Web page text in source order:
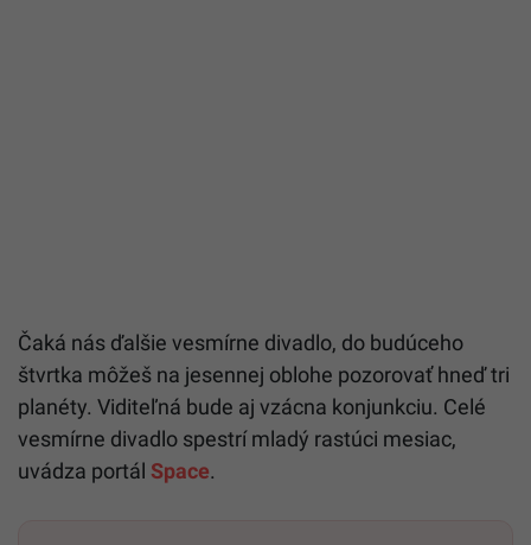
Čaká nás ďalšie vesmírne divadlo, do budúceho
štvrtka môžeš na jesennej oblohe pozorovať hneď tri
planéty. Viditeľná bude aj vzácna konjunkciu. Celé
vesmírne divadlo spestrí mladý rastúci mesiac,
uvádza portál Space.